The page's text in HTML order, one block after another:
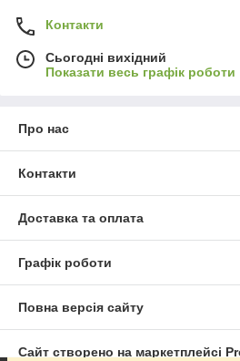
Контакти
Сьогодні вихідний
Показати весь графік роботи
Про нас
Контакти
Доставка та оплата
Графік роботи
Повна версія сайту
Сайт створено на маркетплейсі